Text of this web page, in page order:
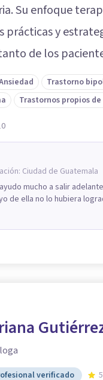
Su enfoque
y
de los
Trastorno
Trastornos propios
Ciudad de Guatemala
mucho a salir
de ella no lo hubiera
verificado 5